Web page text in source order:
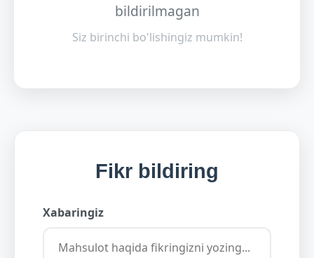
bildirilmagan
Siz birinchi bo'lishingiz mumkin!
Fikr bildiring
Xabaringiz